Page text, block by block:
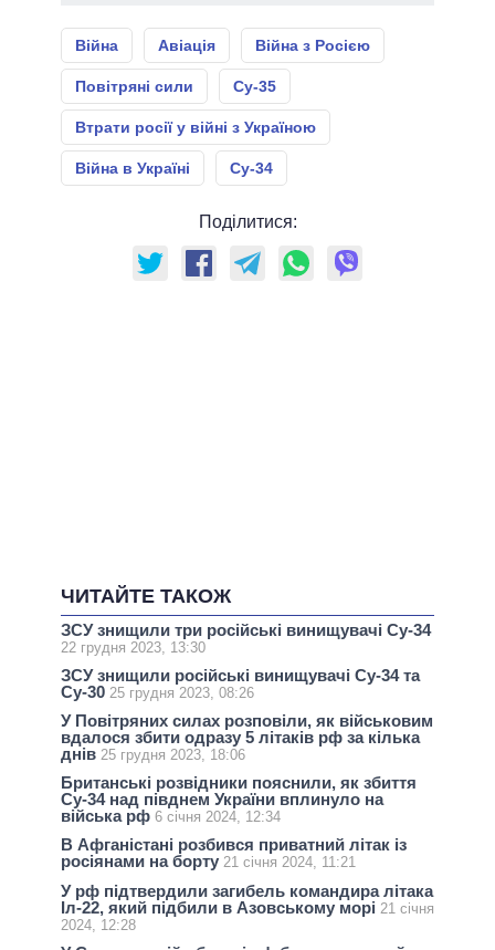
Війна Авіація Війна з Росією
Повітряні сили Су-35
Втрати росії у війні з Україною
Війна в Україні Су-34
Поділитися:
ЧИТАЙТЕ ТАКОЖ
ЗСУ знищили три російські винищувачі Су-34
22 грудня 2023, 13:30
ЗСУ знищили російські винищувачі Су-34 та
Су-30 25 грудня 2023, 08:26
У Повітряних силах розповіли, як військовим
вдалося збити одразу 5 літаків рф за кілька
днів 25 грудня 2023, 18:06
Британські розвідники пояснили, як збиття
Су-34 над півднем України вплинуло на
війська рф 6 січня 2024, 12:34
В Афганістані розбився приватний літак із
росіянами на борту 21 січня 2024, 11:21
У рф підтвердили загибель командира літака
Іл-22, який підбили в Азовському морі 21 січня
2024, 12:28